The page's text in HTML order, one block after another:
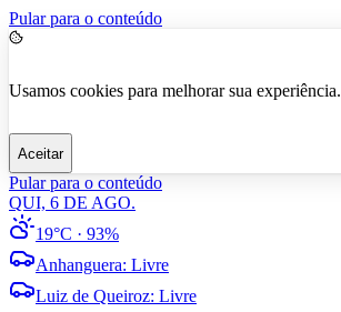
Pular para o conteúdo
Usamos cookies para melhorar sua experiência.
Aceitar
Pular para o conteúdo
QUI, 6 DE AGO.
19°C · 93%
Anhanguera: Livre
Luiz de Queiroz: Livre